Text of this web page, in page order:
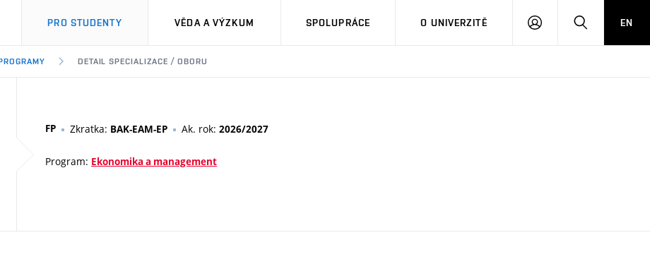
PRO STUDENTY VĚDA A VÝZKUM SPOLUPRÁCE O UNIVERZITĚ
PŘIHLÁSIT HLEDATEN
DETAIL SPECIALIZACE / OBORU
FP Zkratka: BAK-EAM-EP Ak. rok: 2026/2027
Program: Ekonomika a management